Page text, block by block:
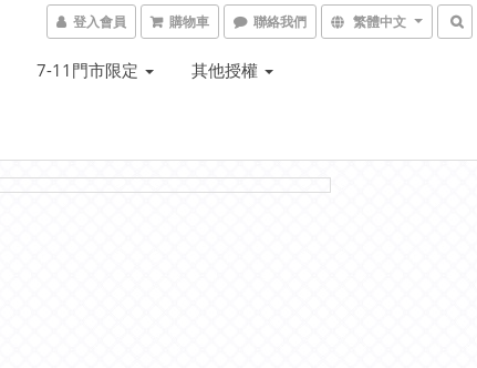
登入會員 購物車 聯絡我們 繁體中文
7-11門市限定
其他授權